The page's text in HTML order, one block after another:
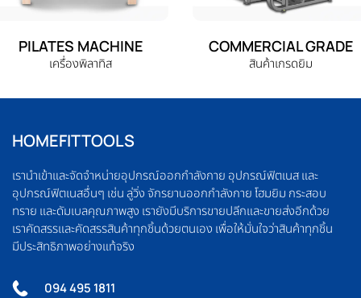
PILATES MACHINE
เครื่องพิลาทิส
COMMERCIAL GRADE
สินค้าเกรดยิม
HOMEFITTOOLS
เรานำเข้าและจัดจำหน่ายอุปกรณ์ออกกำลังกาย อุปกรณ์ฟิตเนส และ
อุปกรณ์ฟิตเนสอื่นๆ เช่น ลู่วิ่ง จักรยานออกกำลังกาย โฮมยิม กระสอบ
ทราย และดัมเบลคุณภาพสูง เรายังมีบริการขายปลีกและขายส่งอีกด้วย
เราคัดสรรและคัดสรรสินค้าทุกชิ้นด้วยตนเอง เพื่อให้มั่นใจว่าสินค้าทุกชิ้น
มีประสิทธิภาพอย่างแท้จริง
094 495 1811